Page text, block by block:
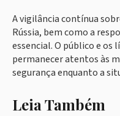
A vigilância contínua
Rússia, bem como a
essencial. O público e os
permanecer atentos às
segurança enquanto a
Leia Também